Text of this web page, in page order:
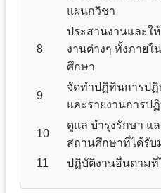
แผนกวิชา
8
ประสานงานและใ
งานต่างๆ ทั้งภาย
ศึกษา
9
จัดทำปฏิทินการปฏิ
และรายงานการป
10
ดูแล บำรุงรักษา แ
สถานศึกษาที่ได้รับ
11
ปฏิบัติงานอื่นตาม